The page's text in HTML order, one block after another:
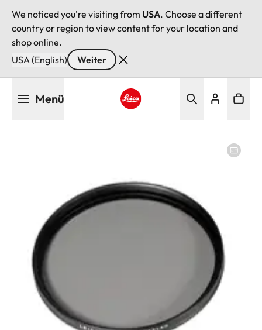
We noticed you're visiting from USA. Choose a different
country or region to view content for your location and
shop online.
USA (English)
Weiter
Menü